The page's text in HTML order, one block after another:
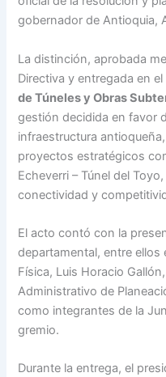
gobernador de Antioquia,
La distinción, aprobada
Directiva y entregada en
de Túneles y Obras
gestión decidida en favor
infraestructura
proyectos estratégicos
Echeverri – Túnel del
conectividad y
El acto contó con la
departamental, entre ellos
Física, Luis Horacio Gallón
Administrativo de
como integrantes de la
gremio.
Durante la entrega, el